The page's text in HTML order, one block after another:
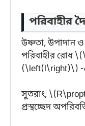
পরিবাহীর
উষ্ণতা, উপাদান ও
পরিবাহীর রোধ
(\left(l\right)\) -
সুতরাং,
প্রস্থচ্ছেদ